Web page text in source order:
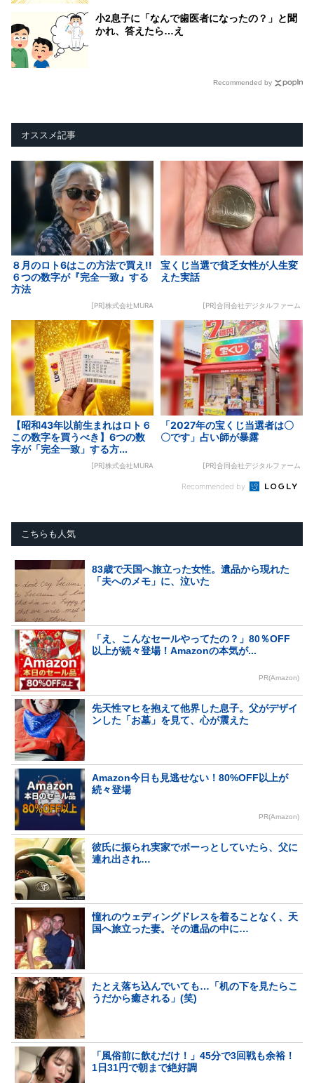
小2息子に「なんで歯医者になったの？」と聞
かれ、答えたら…え
Recommended by
オススメ記事
８月のロト6はこの方法で買え!!
６つの数字が『完全一致』する
方法
[PR]株式会社MURA
宝くじ当選で貧乏女性が人生変
えた実話
[PR]合同会社デジタルファーム
【昭和43年以前生まれはロト６
この数字を買うべき】6つの数
字が「完全一致」する方...
[PR]株式会社MURA
「2027年の宝くじ当選者は〇
〇です」占い師が暴露
[PR]合同会社デジタルファーム
Recommended by
こちらも人気
83歳で天国へ旅立った女性。遺品から現れた
「夫へのメモ」に、泣いた
「え、こんなセールやってたの？」80％OFF
以上が続々登場！Amazonの本気が...
PR(Amazon)
先天性マヒを抱えて他界した息子。父がデザイ
ンした「お墓」を見て、心が震えた
Amazon今日も見逃せない！80%OFF以上が
続々登場
PR(Amazon)
彼氏に振られ実家でボーっとしていたら、父に
連れ出され…
憧れのウェディングドレスを着ることなく、天
国へ旅立った妻。その遺品の中に…
たとえ落ち込んでいても…「机の下を見たらこ
うだから癒される」(笑)
「風俗前に飲むだけ！」45分で3回戦も余裕！
1日31円で朝まで絶好調